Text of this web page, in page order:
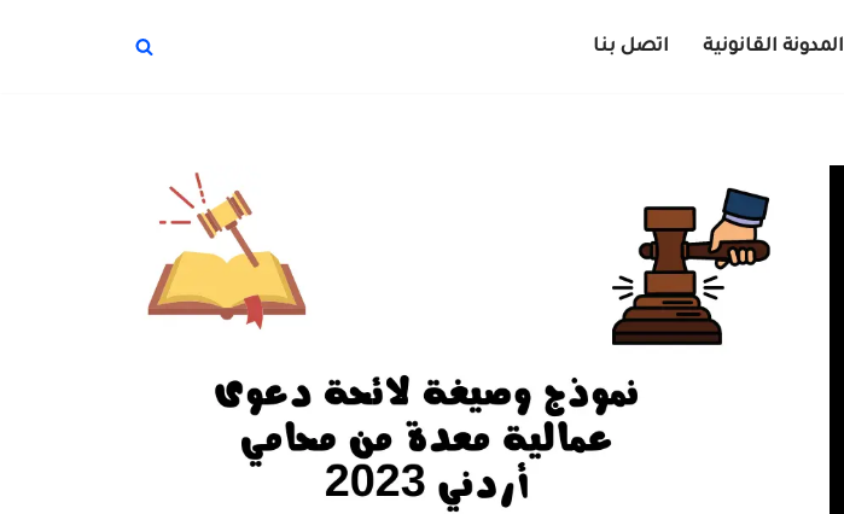
المدونة القانونية اتصل بنا